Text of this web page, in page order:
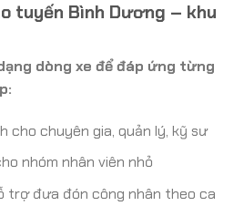
tuyến Bình Dương – khu
dòng xe để đáp ứng từng
cho chuyên gia, quản lý, kỹ sư
nhóm nhân viên nhỏ
trợ đưa đón công nhân theo ca